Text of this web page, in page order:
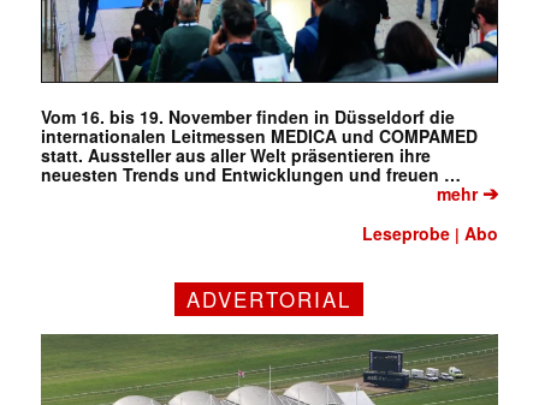
Vom 16. bis 19. November finden in Düsseldorf die
internationalen Leitmessen MEDICA und COMPAMED
statt. Aussteller aus aller Welt präsentieren ihre
neuesten Trends und Entwicklungen und freuen …
mehr➔
Leseprobe |Abo
ADVERTORIAL